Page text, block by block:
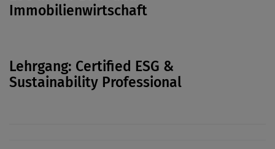
Immobilienwirtschaft
Lehrgang: Certified ESG &
Sustainability Professional